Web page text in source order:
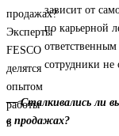
зависит от
по карьерной
сотрудники не
— Сталкивались ли
в продажах?